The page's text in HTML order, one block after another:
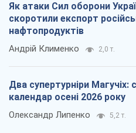
Як атаки Сил оборони
скоротили експорт
нафтопродуктів
Андрій Клименко 2,0 т.
Два супертурніри Магучіх:
календар осені 2026 року
Олександр Липенко 5,2 т.